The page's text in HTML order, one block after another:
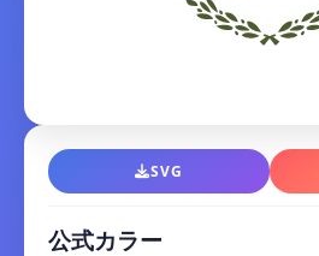
SVG
公式カラー